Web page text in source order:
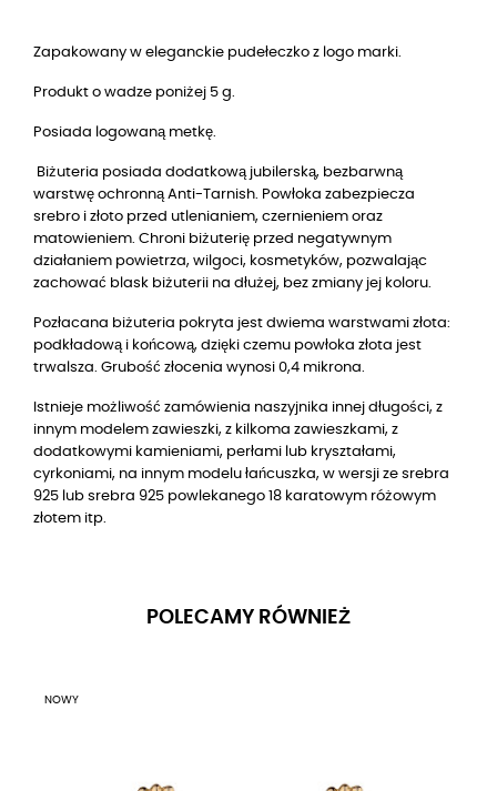
Zapakowany w eleganckie pudełeczko z logo marki.
Produkt o wadze poniżej 5 g.
Posiada logowaną metkę.
Biżuteria posiada dodatkową jubilerską, bezbarwną
warstwę ochronną Anti-Tarnish. Powłoka zabezpiecza
srebro i złoto przed utlenianiem, czernieniem oraz
matowieniem. Chroni biżuterię przed negatywnym
działaniem powietrza, wilgoci, kosmetyków, pozwalając
zachować blask biżuterii na dłużej, bez zmiany jej koloru.
Pozłacana biżuteria pokryta jest dwiema warstwami złota:
podkładową i końcową, dzięki czemu powłoka złota jest
trwalsza. Grubość złocenia wynosi 0,4 mikrona.
Istnieje możliwość zamówienia naszyjnika innej długości, z
innym modelem zawieszki, z kilkoma zawieszkami, z
dodatkowymi kamieniami, perłami lub kryształami,
cyrkoniami, na innym modelu łańcuszka, w wersji ze srebra
925 lub srebra 925 powlekanego 18 karatowym różowym
złotem itp.
POLECAMY RÓWNIEŻ
NOWY